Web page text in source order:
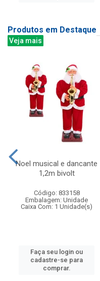
Produtos em Destaque
Veja mais
Noel musical e dancante
1,2m bivolt
Código: 833158
Embalagem: Unidade
Caixa Com: 1 Unidade(s)
Faça seu login ou
cadastre-se para
comprar.